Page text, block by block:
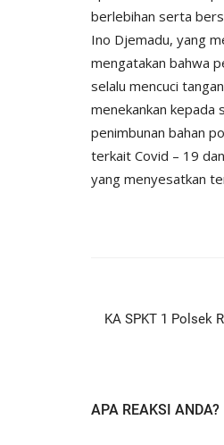
berlebihan serta
Ino Djemadu, yang
mengatakan bahwa
selalu mencuci
menekankan kepada
penimbunan bahan
terkait Covid – 19
yang menyesatkan
KA SPKT 1 Polsek
APA REAKSI ANDA?